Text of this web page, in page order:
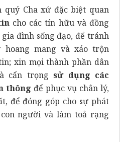
quý Cha xứ đặc biệt quan
cho các tín hữu và đồng
đình sống đạo, để tránh
hoang mang và xáo trộn
xin mọi thành phần dân
cẩn trọngsử dụng các
thông để phục vụ chân lý,
để đóng góp cho sự phát
người và làm toả rạng